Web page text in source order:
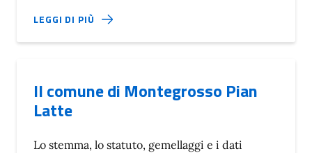
LEGGI DI PIÙ
Il comune di Montegrosso Pian
Latte
Lo stemma, lo statuto, gemellaggi e i dati